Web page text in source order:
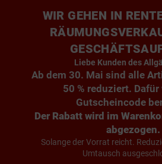
WIR GEHEN IN
Liebe Kunden des
Ab dem 30. Mai sind alle
50 % reduziert.
Gutscheincode
Der Rabatt wird im
abgezogen.
Solange der Vorrat reicht.
Umtausch